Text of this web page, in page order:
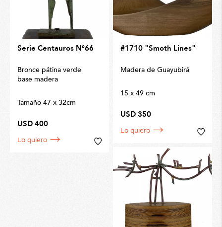
Serie Centauros N°66
Bronce pátina verde
base madera
Tamaño 47 x 32cm
USD 400
Lo quiero
#1710 "Smoth Lines"
Madera de Guayubirá
15 x 49 cm
USD 350
Lo quiero